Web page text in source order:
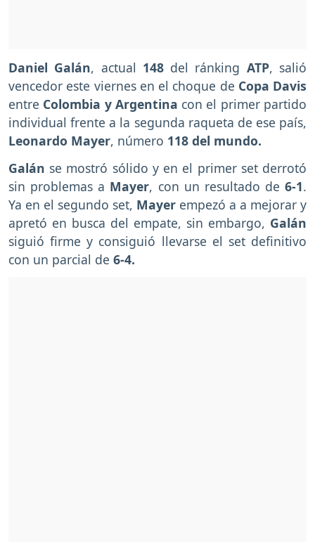
Daniel Galán, actual 148del ránking ATP, salió
vencedor este viernes en el choque de Copa Davis
entre Colombia y Argentina con el primer partido
individual frente a la segunda raqueta de ese país,
Leonardo Mayer, número 118 del mundo.
Galán se mostró sólido y en el primer set derrotó
sin problemas a Mayer, con un resultado de 6-1.
Ya en el segundo set, Mayer empezó a a mejorar y
apretó en busca del empate, sin embargo, Galán
siguió firme y consiguió llevarse el set definitivo
con un parcial de 6-4.